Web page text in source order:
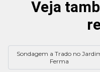
Veja
Sondagem a Trado no
Ferma